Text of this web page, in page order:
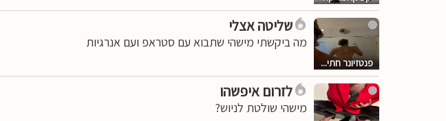
פנטזיונר חתי...
שליטה אצלי
מה ביקשתי מישהי שתבוא עם סטראפ ועם אנרגיות
לזרום איפשהו
מישהי שולטת לניוש?